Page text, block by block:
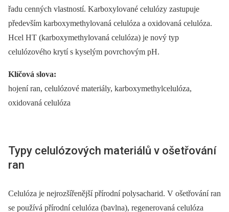
řadu cenných vlastností. Karboxylované celulózy zastupuje
především karboxymethylovaná celulóza a oxidovaná celulóza.
Hcel HT (karboxymethylovaná celulóza) je nový typ
celulózového krytí s kyselým povrchovým pH.
Klíčová slova:
hojení ran, celulózové materiály, karboxymethylcelulóza,
oxidovaná celulóza
Typy celulózových materiálů v ošetřování
ran
Celulóza je nejrozšířenější přírodní polysacharid. V ošetřování ran
se používá přírodní celulóza (bavlna), regenerovaná celulóza